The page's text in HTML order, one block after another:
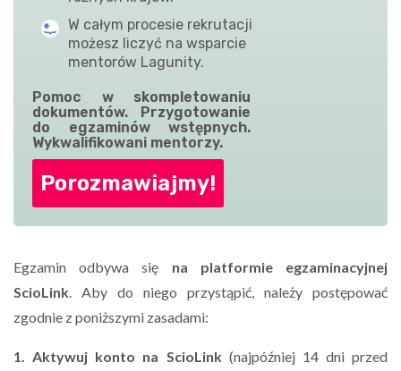
W całym procesie rekrutacji
możesz liczyć na wsparcie
mentorów Lagunity.
Pomoc w skompletowaniu
dokumentów. Przygotowanie
do egzaminów wstępnych.
Wykwalifikowani mentorzy.
Porozmawiajmy!
Egzamin odbywa się na platformie egzaminacyjnej
ScioLink . Aby do niego przystąpić, należy postępować
zgodnie z poniższymi zasadami:
1. Aktywuj konto na ScioLink(najpóźniej 14 dni przed